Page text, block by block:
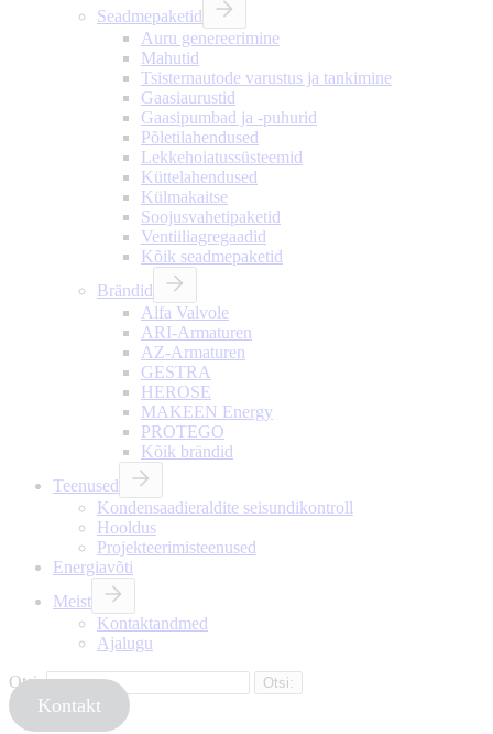
Seadmepaketid
Auru genereerimine
Mahutid
Tsisternautode varustus ja tankimine
Gaasiaurustid
Gaasipumbad ja -puhurid
Põletilahendused
Lekkehoiatussüsteemid
Küttelahendused
Külmakaitse
Soojusvahetipaketid
Ventiiliagregaadid
Kõik seadmepaketid
Brändid
Alfa Valvole
ARI-Armaturen
AZ-Armaturen
GESTRA
HEROSE
MAKEEN Energy
PROTEGO
Kõik brändid
Teenused
Kondensaadieraldite seisundikontroll
Hooldus
Projekteerimisteenused
Energiavõti
Meist
Kontaktandmed
Ajalugu
Otsi:
Kontakt